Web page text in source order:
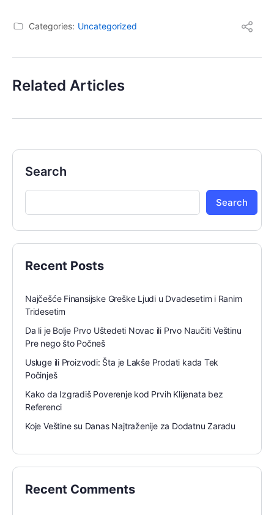
Categories: Uncategorized
Related Articles
Search
Search
Recent Posts
Najčešće Finansijske Greške Ljudi u Dvadesetim i Ranim
Tridesetim
Da li je Bolje Prvo Uštedeti Novac ili Prvo Naučiti Veštinu
Pre nego što Počneš
Usluge ili Proizvodi: Šta je Lakše Prodati kada Tek
Počinješ
Kako da Izgradiš Poverenje kod Prvih Klijenata bez
Referenci
Koje Veštine su Danas Najtraženije za Dodatnu Zaradu
Recent Comments